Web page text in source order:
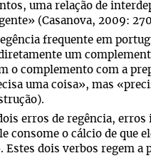
uma relação de
(Casanova, 2009:
frequente em
um
o complemento com a
uma coisa», mas
erros de regência,
consome o cálcio de que
dois verbos regem a